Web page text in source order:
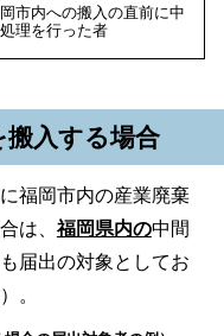
市内への搬入の直前に中
理を行った者
搬入する場合
福岡市内の産業廃棄
は、 福岡県内の中間
届出の対象としてお
。